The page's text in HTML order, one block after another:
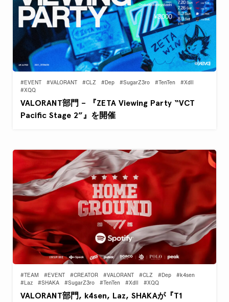
#EVENT #VALORANT #CLZ #Dep #SugarZ3ro #TenTen
#Xdll
#XQQ
VALORANT部門 – 『ZETA Viewing Party “VCT
Pacific Stage 2”』を開催
#TEAM #EVENT #CREATOR #VALORANT #CLZ #Dep
#k4sen
#Laz
#SHAKA #SugarZ3ro #TenTen #Xdll #XQQ
VALORANT部門, k4sen, Laz, SHAKAが『T1